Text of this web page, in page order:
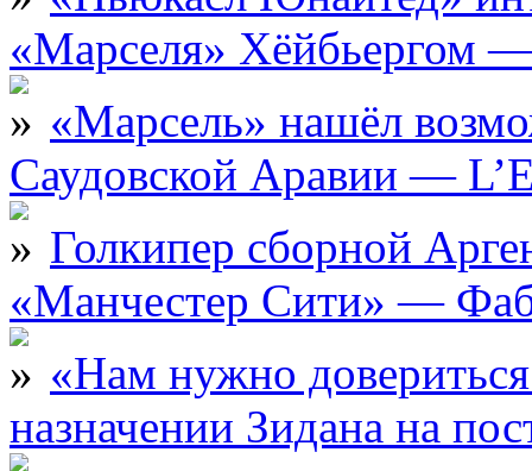
«Марселя» Хёйбьергом
«Марсель» нашёл
Саудовской Аравии —
Голкипер сборной
«Манчестер Сити» —
«Нам нужно
назначении Зидана на